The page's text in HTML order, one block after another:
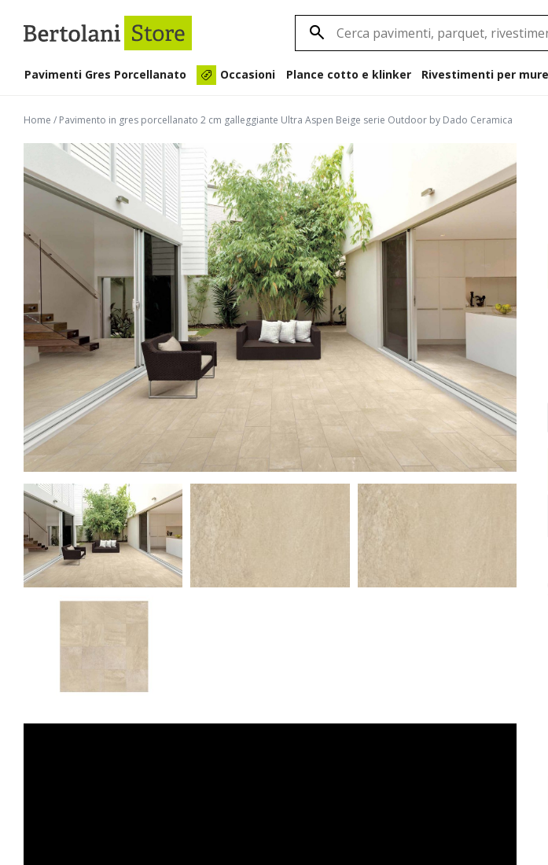
Pavimenti Gres Porcellanato Occasioni Plance cotto e klinker Rivestimenti per
Home / Pavimento in gres porcellanato 2 cm galleggiante Ultra Aspen Beige serie Outdoor by Dado Ceramica